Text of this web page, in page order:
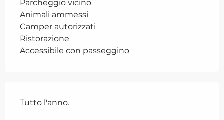
Parcheggio vicino
Animali ammessi
Camper autorizzati
Ristorazione
Accessibile con passeggino
Tutto l'anno.